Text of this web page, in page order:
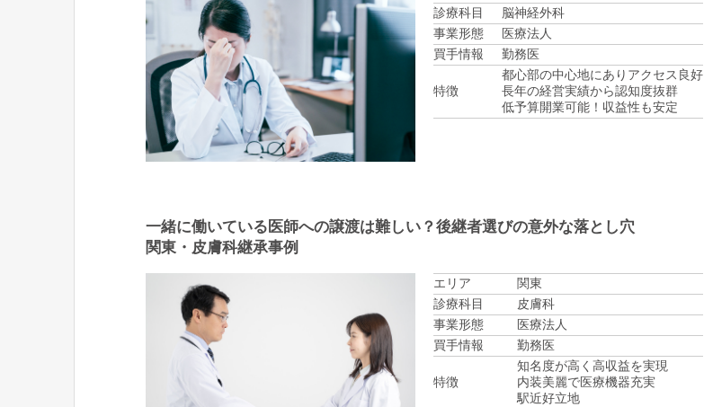
診療科目
脳神経外科
事業形態
医療法人
買手情報
勤務医
特徴
都心部の中心地にありアクセス良好
長年の経営実績から認知度抜群
低予算開業可能！収益性も安定
一緒に働いている医師への譲渡は難しい？後継者選びの意外な落とし穴
関東・皮膚科継承事例
エリア
関東
診療科目
皮膚科
事業形態
医療法人
買手情報
勤務医
特徴
知名度が高く高収益を実現
内装美麗で医療機器充実
駅近好立地